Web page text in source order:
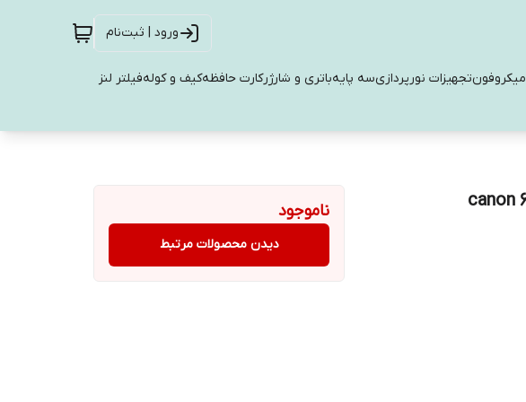
ورود | ثبت‌نام
میکروفونتجهیزات نورپردازیسه پایهباتری و شارژرکارت حافظهکیف و کولهفیلتر لنز
ناموجود
دیدن محصولات مرتبط